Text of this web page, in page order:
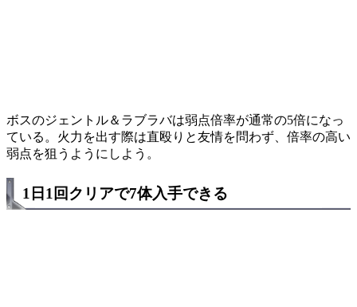
ボスのジェントル＆ラブラバは弱点倍率が通常の5倍になっ
ている。火力を出す際は直殴りと友情を問わず、倍率の高い
弱点を狙うようにしよう。
1日1回クリアで7体入手できる